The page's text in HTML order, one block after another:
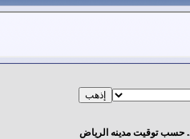
. حسب توقيت مدينه الرياض